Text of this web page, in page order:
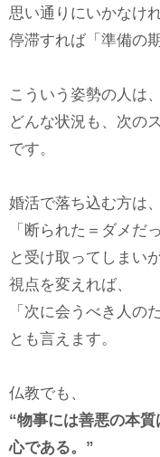
思い通りにいかなけ
停滞すれば「準備の期
こういう姿勢の人は
どんな状況も、次の
です。
婚活で落ち込む方は、
「断られた＝ダメだ
と受け取ってしまい
視点を変えれば、
「次に会うべき人の
とも言えます。
仏教でも、
“物事には善悪の本
心である。”